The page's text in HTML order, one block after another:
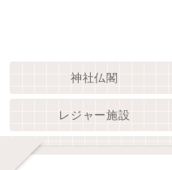
神社仏閣
レジャー施設